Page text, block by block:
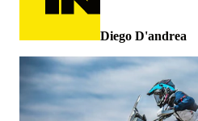
Diego D'andrea